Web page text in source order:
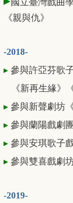
國立臺灣戲曲
《親與仇》
-2018-
▸ 參與許亞芬歌
《新再生緣》
▸ 參與新聲劇坊
▸ 參與蘭陽戲劇
▸ 參與安琪歌子
▸ 參與雙喜戲劇
-2019-